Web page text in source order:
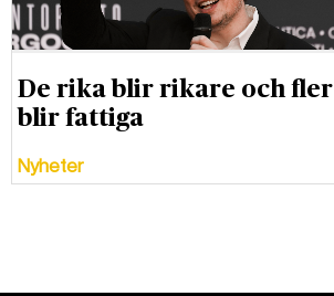
De rika blir rikare och fler
blir fattiga
Nyheter